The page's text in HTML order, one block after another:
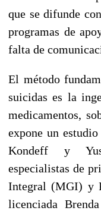
que se difunde
programas de
falta de
El método
suicidas es la
medicamentos,
expone un
Kondeff y
especialistas de
Integral (MGI) y
licenciada